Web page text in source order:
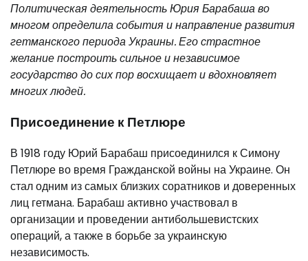
Политическая деятельность Юрия Барабаша во
многом определила события и направление развития
гетманского периода Украины. Его страстное
желание построить сильное и независимое
государство до сих пор восхищает и вдохновляет
многих людей.
Присоединение к Петлюре
В 1918 году Юрий Барабаш присоединился к Симону
Петлюре во время Гражданской войны на Украине. Он
стал одним из самых близких соратников и доверенных
лиц гетмана. Барабаш активно участвовал в
организации и проведении антибольшевистских
операций, а также в борьбе за украинскую
независимость.